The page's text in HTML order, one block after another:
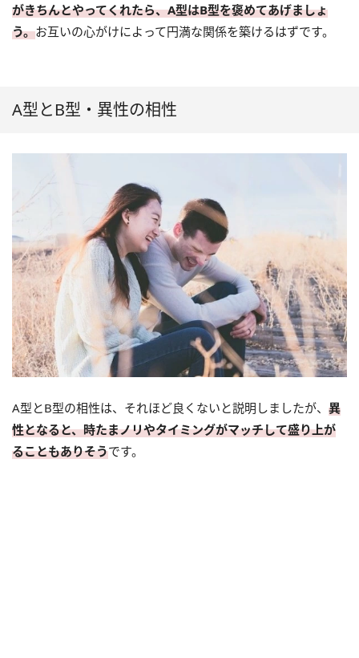
がきちんとやってくれたら、A型はB型を褒めてあげましょ
う。お互いの心がけによって円満な関係を築けるはずです。
A型とB型・異性の相性
A型とB型の相性は、それほど良くないと説明しましたが、 異
性となると、時たまノリやタイミングがマッチして盛り上が
ることもありそうです。